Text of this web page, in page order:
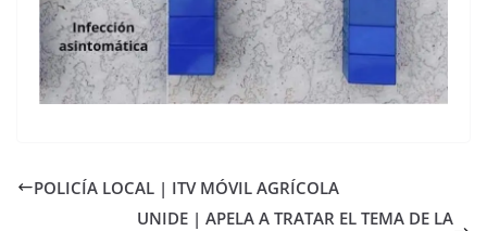
POLICÍA LOCAL | ITV MÓVIL AGRÍCOLA
UNIDE | APELA A TRATAR EL TEMA DE LA